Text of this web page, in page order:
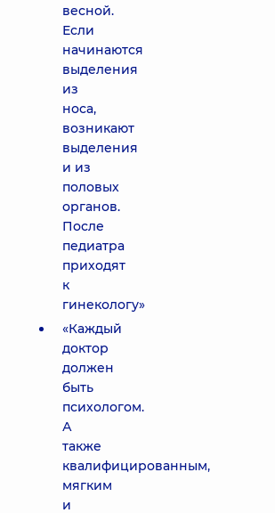
весной.
Если
начинаются
выделения
из
носа,
возникают
выделения
и из
половых
органов.
После
педиатра
приходят
к
гинекологу»
«Каждый
доктор
должен
быть
психологом.
А
также
квалифицированным,
мягким
и